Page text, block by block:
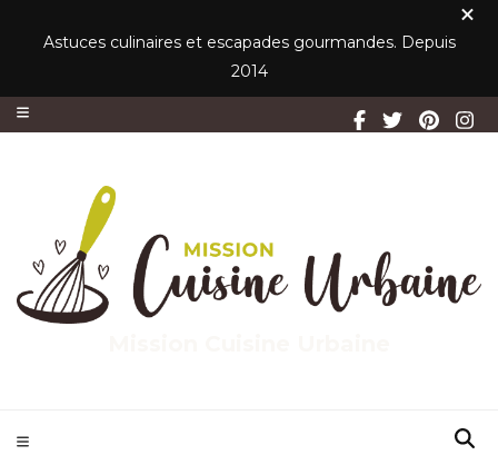
Astuces culinaires et escapades gourmandes. Depuis
2014